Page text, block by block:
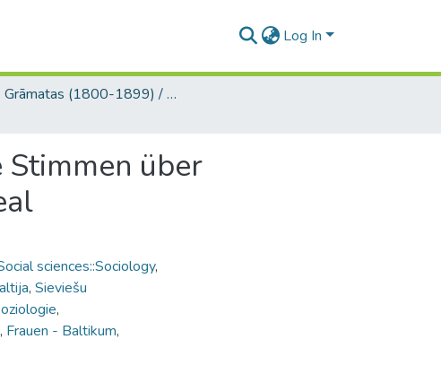
Log In
Grāmatas (1800-1899) / Books
Stimmen über
sciences::Sociology,
, Sieviešu
,
, Frauen - Baltikum,